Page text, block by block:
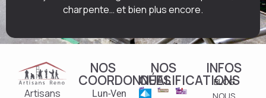
charpente… et bien plus encore.
Artisans
NOS
COORDONNÉES
Lun-Ven
NOS
QUALIFICATIONS
INFOS
BLOG